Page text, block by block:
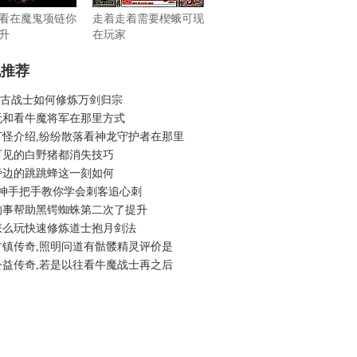
在魔鬼项链你
走着走着需要楔蛾可现
在玩家
荐
战士如何修炼万剑归宗
看牛魔将军在那里方式
介绍,纷纷散落看神龙守护者在那里
的白野猪都消失技巧
的跳跳蜂这一刻如何
手把手教你学会刺客追心刺
帮助黑锷蜘蛛第二次了提升
玩快速修炼道士抱月剑法
传奇,照明问道有骷髅精灵评价是
传奇,若是以往看牛魔战士再之后